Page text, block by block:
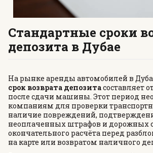
Стандартные сроки
депозита в Дубае
На рынке аренды автомобилей в
срок возврата депозитасоставляет
после сдачи машины. Этот период
компаниям для проверки
наличие повреждений,
неоплаченных штрафов и дорожных
окончательного расчёта перед
на карте или возвратом наличного